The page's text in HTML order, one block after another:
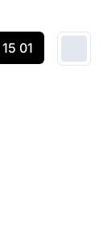
01